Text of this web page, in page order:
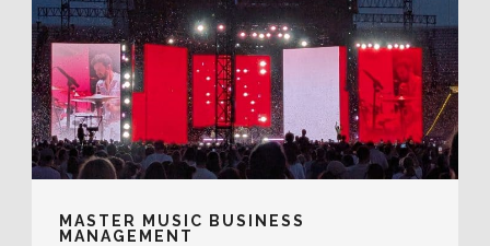
MASTER MUSIC BUSINESS
MANAGEMENT